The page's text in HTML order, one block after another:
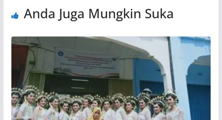
Anda Juga Mungkin Suka